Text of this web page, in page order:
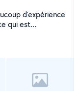
d'expérience
qui est
le meilleur devis.